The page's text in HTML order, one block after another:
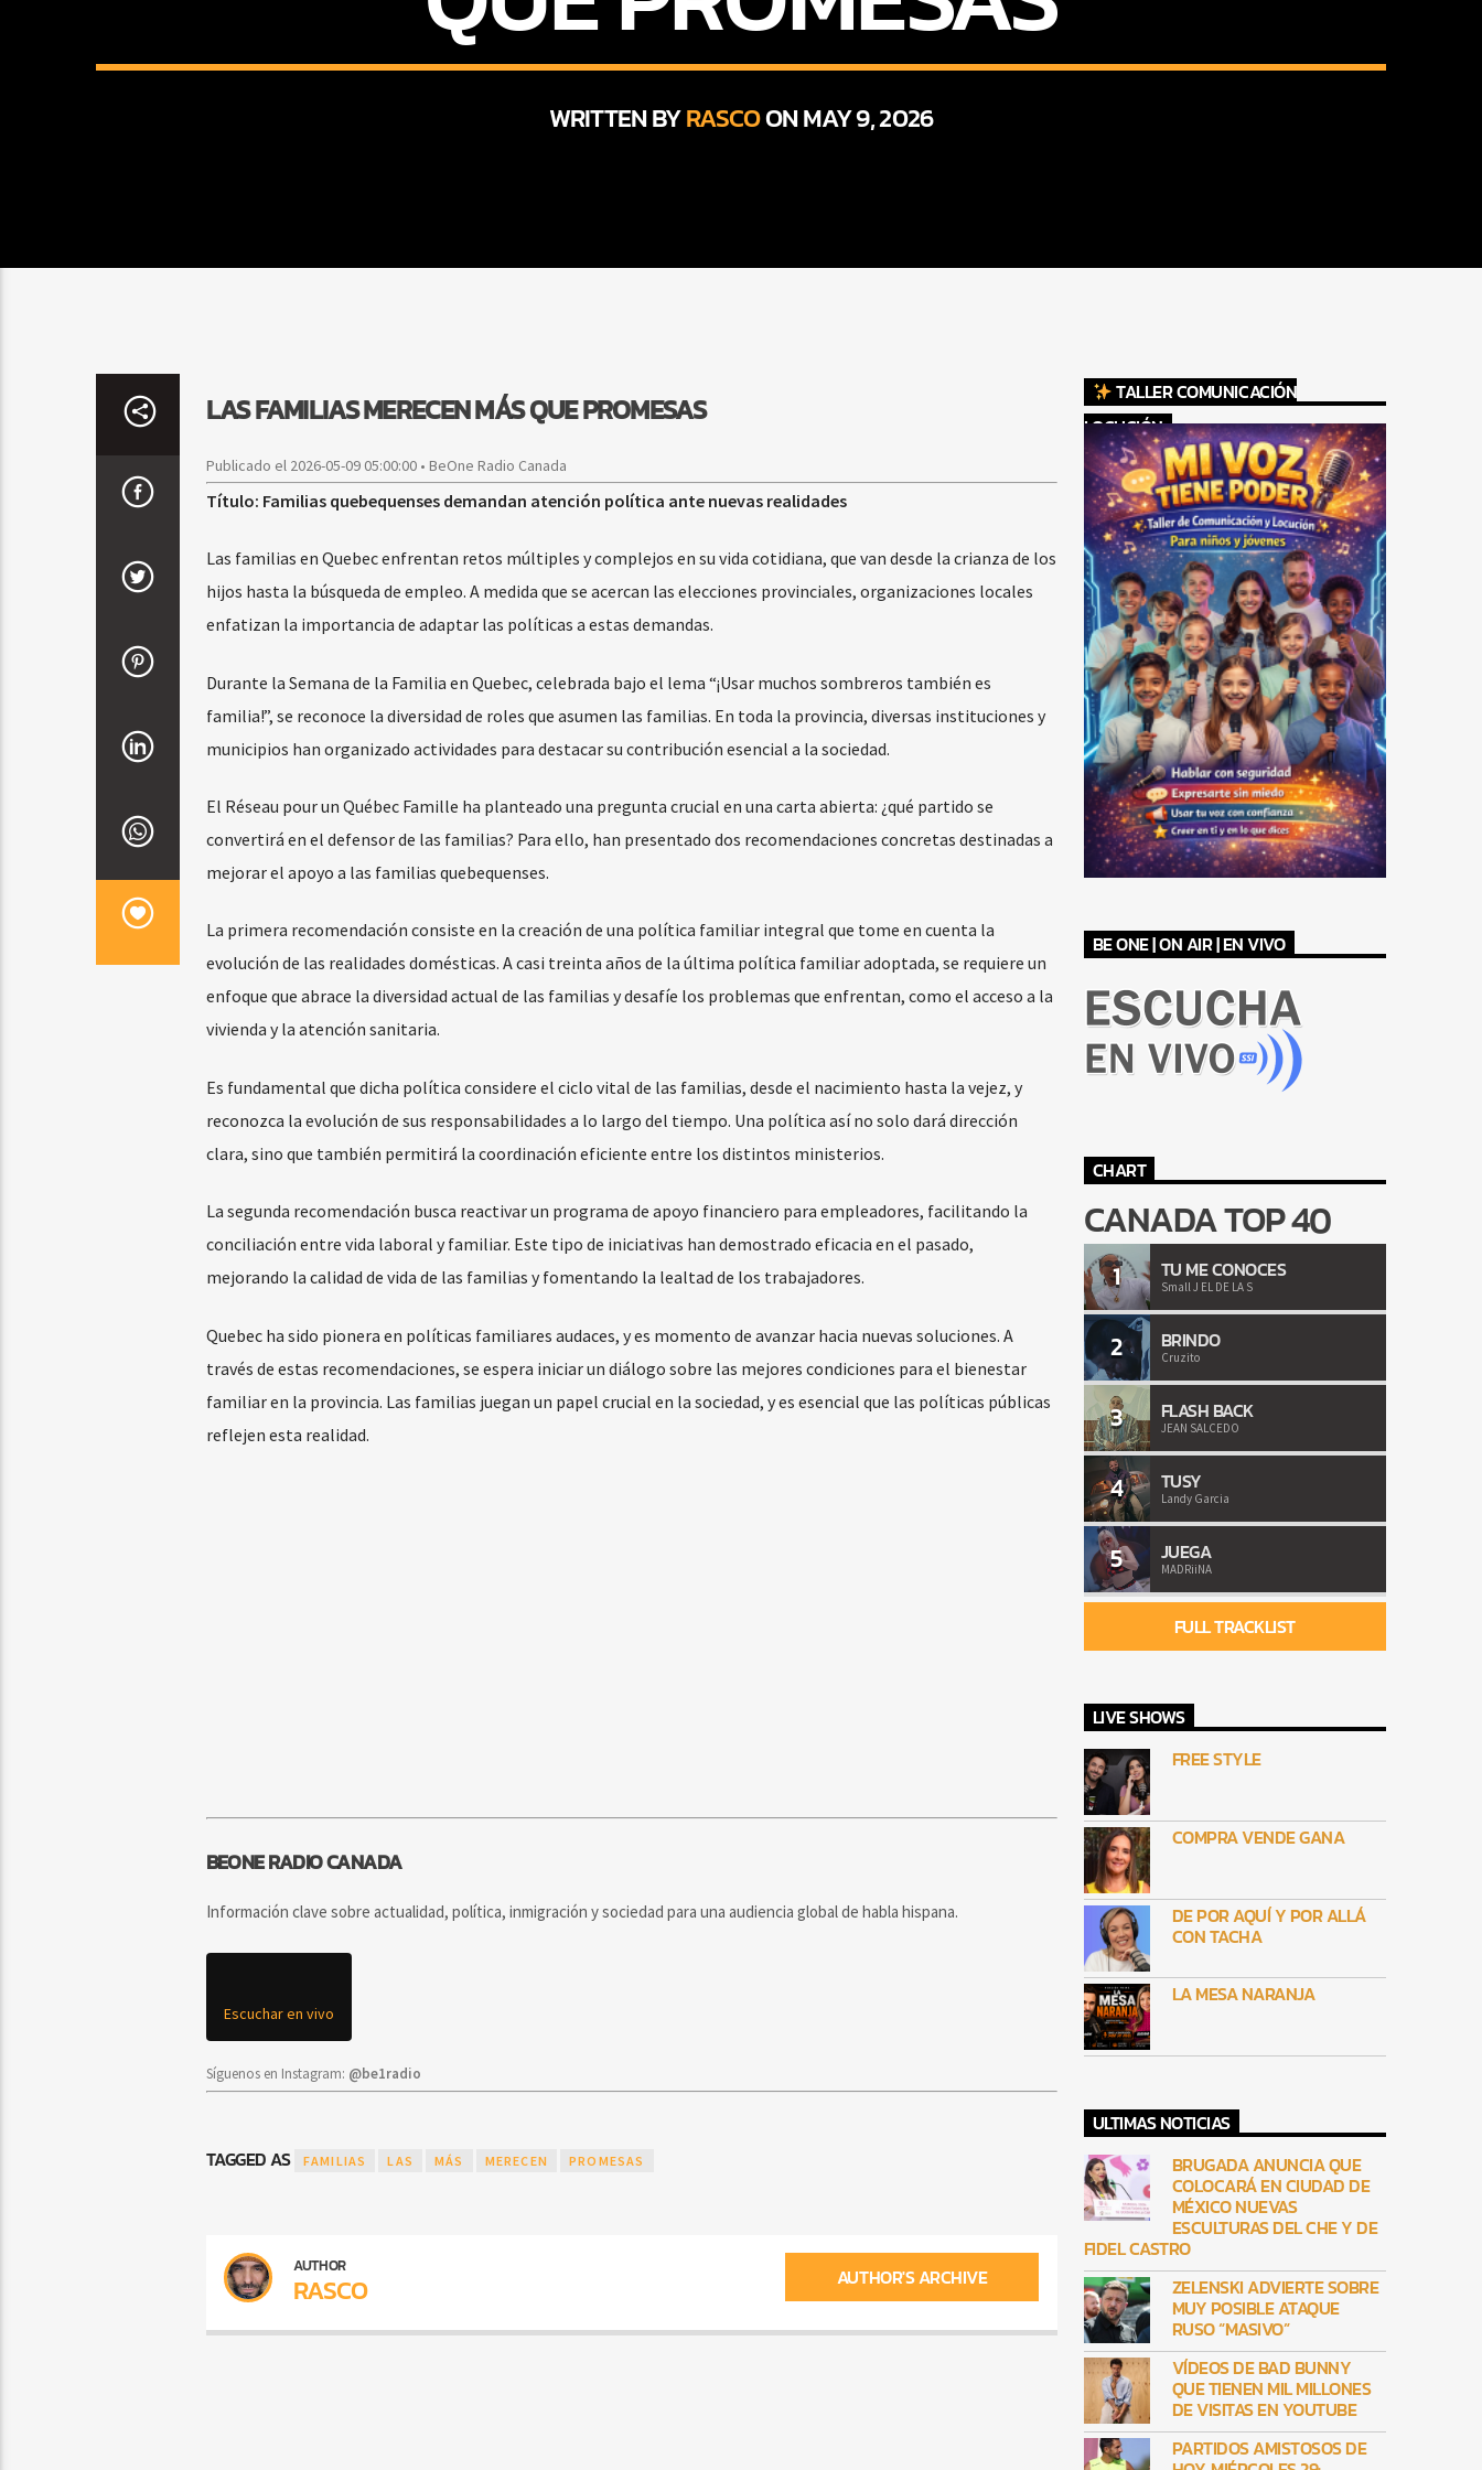
WRITTEN BYRASCOON MAY 9, 2026
LAS FAMILIAS MERECEN MÁS QUE PROMESAS
Publicado el 2026-05-09 05:00:00 • BeOne Radio Canada
Título: Familias quebequenses demandan atención política ante nuevas realidades
Las familias en Quebec enfrentan retos múltiples y complejos en su vida cotidiana, que van desde la crianza de los
hijos hasta la búsqueda de empleo. A medida que se acercan las elecciones provinciales, organizaciones locales
enfatizan la importancia de adaptar las políticas a estas demandas.
Durante la Semana de la Familia en Quebec, celebrada bajo el lema “¡Usar muchos sombreros también es
familia!”, se reconoce la diversidad de roles que asumen las familias. En toda la provincia, diversas instituciones y
municipios han organizado actividades para destacar su contribución esencial a la sociedad.
El Réseau pour un Québec Famille ha planteado una pregunta crucial en una carta abierta: ¿qué partido se
convertirá en el defensor de las familias? Para ello, han presentado dos recomendaciones concretas destinadas a
mejorar el apoyo a las familias quebequenses.
La primera recomendación consiste en la creación de una política familiar integral que tome en cuenta la
evolución de las realidades domésticas. A casi treinta años de la última política familiar adoptada, se requiere un
enfoque que abrace la diversidad actual de las familias y desafíe los problemas que enfrentan, como el acceso a la
vivienda y la atención sanitaria.
Es fundamental que dicha política considere el ciclo vital de las familias, desde el nacimiento hasta la vejez, y
reconozca la evolución de sus responsabilidades a lo largo del tiempo. Una política así no solo dará dirección
clara, sino que también permitirá la coordinación eficiente entre los distintos ministerios.
La segunda recomendación busca reactivar un programa de apoyo financiero para empleadores, facilitando la
conciliación entre vida laboral y familiar. Este tipo de iniciativas han demostrado eficacia en el pasado,
mejorando la calidad de vida de las familias y fomentando la lealtad de los trabajadores.
Quebec ha sido pionera en políticas familiares audaces, y es momento de avanzar hacia nuevas soluciones. A
través de estas recomendaciones, se espera iniciar un diálogo sobre las mejores condiciones para el bienestar
familiar en la provincia. Las familias juegan un papel crucial en la sociedad, y es esencial que las políticas públicas
reflejen esta realidad.
BEONE RADIO CANADA
Información clave sobre actualidad, política, inmigración y sociedad para una audiencia global de habla hispana.
Escuchar en vivo
Síguenos en Instagram: @be1radio
TAGGED AS FAMILIAS LAS MÁS MERECEN PROMESAS
AUTHOR
RASCO AUTHOR'S ARCHIVE
TALLER COMUNICACIÓN
LOCUCIÓN
BE ONE | ON AIR | EN VIVO
CHART
CANADA TOP 40
1 TU ME CONOCES
Small J EL DE LA S
2 BRINDO
Cruzito
3 FLASH BACK
JEAN SALCEDO
4 TUSY
Landy Garcia
5 JUEGA
MADRiiNA
FULL TRACKLIST
LIVE SHOWS
FREE STYLE
COMPRA VENDE GANA
DE POR AQUÍ Y POR ALLÁ
CON TACHA
LA MESA NARANJA
ULTIMAS NOTICIAS
BRUGADA ANUNCIA QUE
COLOCARÁ EN CIUDAD DE
MÉXICO NUEVAS
ESCULTURAS DEL CHE Y DE
FIDEL CASTRO
ZELENSKI ADVIERTE SOBRE
MUY POSIBLE ATAQUE
RUSO “MASIVO”
VÍDEOS DE BAD BUNNY
QUE TIENEN MIL MILLONES
DE VISITAS EN YOUTUBE
PARTIDOS AMISTOSOS DE